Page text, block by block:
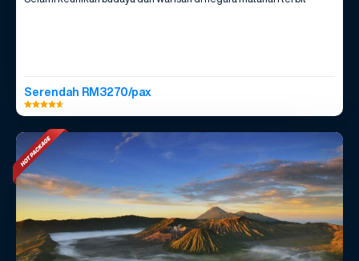
Serendah RM3270/pax